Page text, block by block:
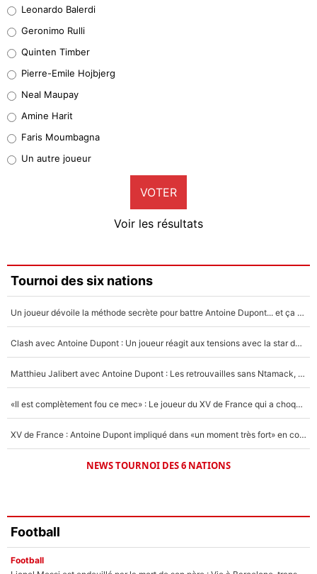
32%
5%
1%
9%
Faris Moumbagna
4%
Un autre joueur
5%
Leonardo Balerdi
Geronimo Rulli
Quinten Timber
Pierre-Emile Hojbjerg
Neal Maupay
Amine Harit
Faris Moumbagna
Un autre joueur
VOTER
Voir les résultats
Tournoi des six nations
Un joueur dévoile la méthode secrète pour battre Antoine Dupont... et ça marche !
Clash avec Antoine Dupont : Un joueur réagit aux tensions avec la star du XV de France !
Matthieu Jalibert avec Antoine Dupont : Les retrouvailles sans Ntamack, «il y a eu des discussions»
«Il est complètement fou ce mec» : Le joueur du XV de France qui a choqué Matthieu Jalibert !
XV de France : Antoine Dupont impliqué dans «un moment très fort» en coulisses
NEWS TOURNOI DES 6 NATIONS
Football
Football